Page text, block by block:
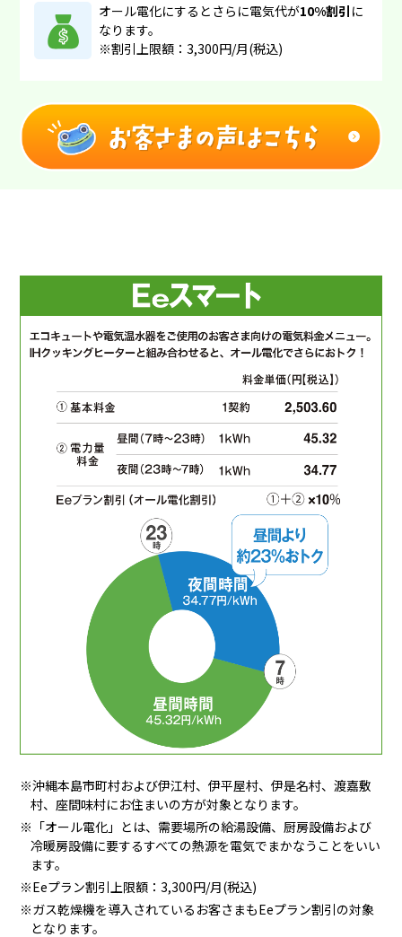
オール電化にするとさらに電気代が10%割引 に
なります。
※割引上限額：3,300円/月(税込)
※沖縄本島市町村および伊江村、伊平屋村、伊是名村、渡嘉敷
村、座間味村にお住まいの方が対象となります。
※「オール電化」とは、需要場所の給湯設備、厨房設備および
冷暖房設備に要するすべての熱源を電気でまかなうことをいい
ます。
※Eeプラン割引上限額：3,300円/月(税込)
※ガス乾燥機を導入されているお客さまもEeプラン割引の対象
となります。